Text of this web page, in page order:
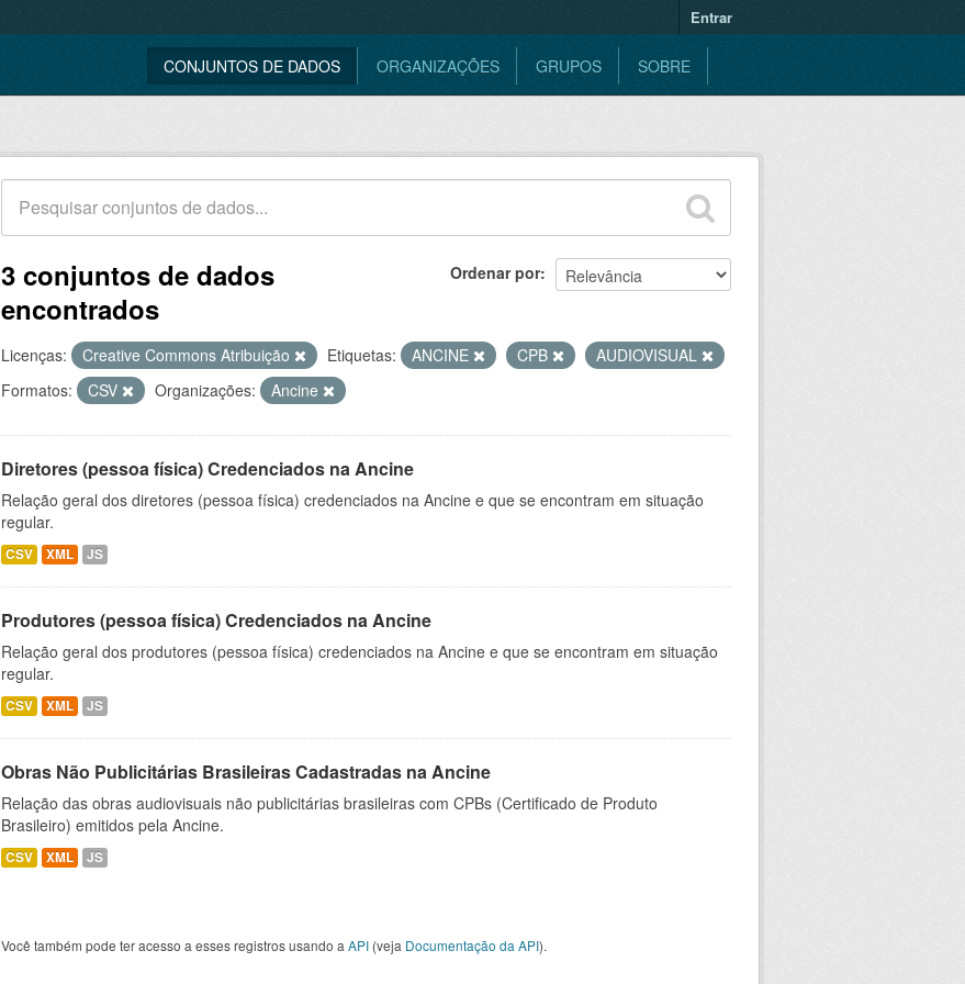
Entrar
CONJUNTOS DE DADOS ORGANIZAÇÕES GRUPOS SOBRE
Ordenar por
3 conjuntos de dados
encontrados
Licenças: Creative Commons Atribuição Etiquetas: ANCINE CPB
AUDIOVISUAL
Formatos:
CSV Organizações: Ancine
Diretores (pessoa física) Credenciados na Ancine
Relação geral dos diretores (pessoa física) credenciados na Ancine e que se encontram em situação
regular.
CSV XML JS
Produtores (pessoa física) Credenciados na Ancine
Relação geral dos produtores (pessoa física) credenciados na Ancine e que se encontram em situação
regular.
CSV XML JS
Obras Não Publicitárias Brasileiras Cadastradas na Ancine
Relação das obras audiovisuais não publicitárias brasileiras com CPBs (Certificado de Produto
Brasileiro) emitidos pela Ancine.
CSV XML JS
Você também pode ter acesso a esses registros usando a API (veja Documentação da API).